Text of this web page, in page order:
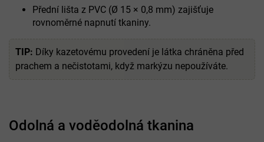
Přední lišta z PVC (Ø 15 × 0,8 mm) zajišťuje
rovnoměrné napnutí tkaniny.
TIP: Díky kazetovému provedení je látka chráněna před
prachem a nečistotami, když markýzu nepoužíváte.
Odolná a voděodolná tkanina